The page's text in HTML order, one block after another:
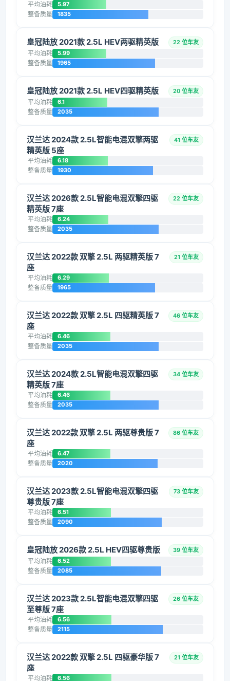
平均油耗 5.97
整备质量 1835
皇冠陆放 2021款 2.5L HEV两驱精英版 22 位车友
平均油耗 5.99
整备质量 1965
皇冠陆放 2021款 2.5L HEV四驱精英版 20 位车友
平均油耗 6.1
整备质量 2035
汉兰达 2024款 2.5L智能电混双擎两驱
精英版 5座
41 位车友
平均油耗 6.18
整备质量 1930
汉兰达 2026款 2.5L智能电混双擎四驱
精英版 7座
22 位车友
平均油耗 6.24
整备质量 2035
汉兰达 2022款 双擎 2.5L 两驱精英版 7
座
21 位车友
平均油耗 6.29
整备质量 1965
汉兰达 2022款 双擎 2.5L 四驱精英版 7
座
46 位车友
平均油耗 6.46
整备质量 2035
汉兰达 2024款 2.5L智能电混双擎四驱
精英版 7座
34 位车友
平均油耗 6.46
整备质量 2035
汉兰达 2022款 双擎 2.5L 两驱尊贵版 7
座
86 位车友
平均油耗 6.47
整备质量 2020
汉兰达 2023款 2.5L智能电混双擎四驱
尊贵版 7座
73 位车友
平均油耗 6.51
整备质量 2090
皇冠陆放 2026款 2.5L HEV四驱尊贵版 39 位车友
平均油耗 6.52
整备质量 2085
汉兰达 2023款 2.5L智能电混双擎四驱
至尊版 7座
26 位车友
平均油耗 6.56
整备质量 2115
汉兰达 2022款 双擎 2.5L 四驱豪华版 7
座
21 位车友
平均油耗 6.56